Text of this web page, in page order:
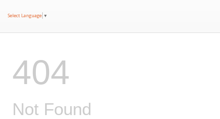
Select Language ▼